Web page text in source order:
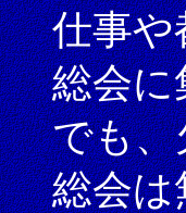
仕事や
総会に
でも、
総会は